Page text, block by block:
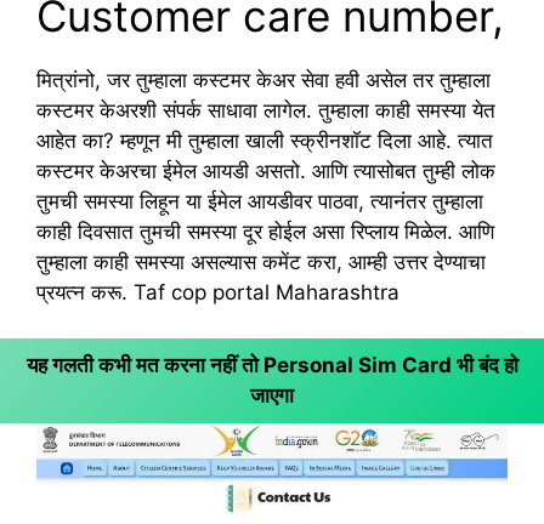
Customer care number,
मित्रांनो, जर तुम्हाला कस्टमर केअर सेवा हवी असेल तर तुम्हाला
कस्टमर केअरशी संपर्क साधावा लागेल. तुम्हाला काही समस्या येत
आहेत का? म्हणून मी तुम्हाला खाली स्क्रीनशॉट दिला आहे. त्यात
कस्टमर केअरचा ईमेल आयडी असतो. आणि त्यासोबत तुम्ही लोक
तुमची समस्या लिहून या ईमेल आयडीवर पाठवा, त्यानंतर तुम्हाला
काही दिवसात तुमची समस्या दूर होईल असा रिप्लाय मिळेल. आणि
तुम्हाला काही समस्या असल्यास कमेंट करा, आम्ही उत्तर देण्याचा
प्रयत्न करू. Taf cop portal Maharashtra
यह गलती कभी मत करना नहीं तो Personal Sim Card भी बंद हो
जाएगा